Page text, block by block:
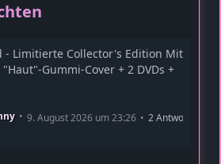
- Limitierte Collector's Edition Mit
Gummi-Cover + 2 DVDs +
9. August 2026 um 23:26 2 Antworten